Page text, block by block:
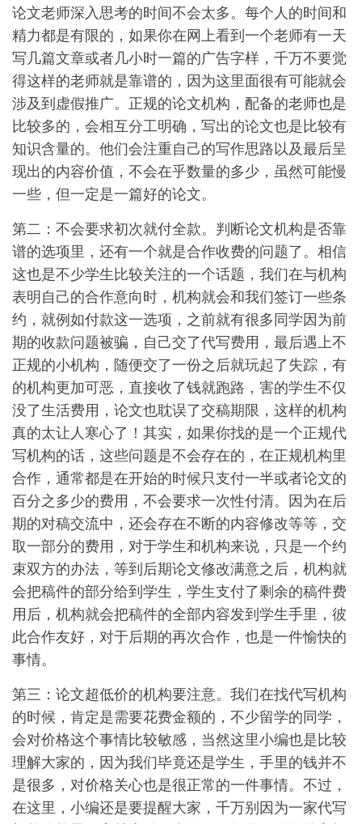
论文老师深入思考的时间不会太多。每个人的时间和
精力都是有限的，如果你在网上看到一个老师有一天
写几篇文章或者几小时一篇的广告字样，千万不要觉
得这样的老师就是靠谱的，因为这里面很有可能就会
涉及到虚假推广。正规的论文机构，配备的老师也是
比较多的，会相互分工明确，写出的论文也是比较有
知识含量的。他们会注重自己的写作思路以及最后呈
现出的内容价值，不会在乎数量的多少，虽然可能慢
一些，但一定是一篇好的论文。
第二：不会要求初次就付全款。判断论文机构是否靠
谱的选项里，还有一个就是合作收费的问题了。相信
这也是不少学生比较关注的一个话题，我们在与机构
表明自己的合作意向时，机构就会和我们签订一些条
约，就例如付款这一选项，之前就有很多同学因为前
期的收款问题被骗，自己交了代写费用，最后遇上不
正规的小机构，随便交了一份之后就玩起了失踪，有
的机构更加可恶，直接收了钱就跑路，害的学生不仅
没了生活费用，论文也耽误了交稿期限，这样的机构
真的太让人寒心了！其实，如果你找的是一个正规代
写机构的话，这些问题是不会存在的，在正规机构里
合作，通常都是在开始的时候只支付一半或者论文的
百分之多少的费用，不会要求一次性付清。因为在后
期的对稿交流中，还会存在不断的内容修改等等，交
取一部分的费用，对于学生和机构来说，只是一个约
束双方的办法，等到后期论文修改满意之后，机构就
会把稿件的部分给到学生，学生支付了剩余的稿件费
用后，机构就会把稿件的全部内容发到学生手里，彼
此合作友好，对于后期的再次合作，也是一件愉快的
事情。
第三：论文超低价的机构要注意。我们在找代写机构
的时候，肯定是需要花费金额的，不少留学的同学，
会对价格这个事情比较敏感，当然这里小编也是比较
理解大家的，因为我们毕竟还是学生，手里的钱并不
是很多，对价格关心也是很正常的一件事情。不过，
在这里，小编还是要提醒大家，千万别因为一家代写